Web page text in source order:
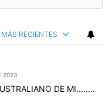
RECIENTES
2023
DE MI........